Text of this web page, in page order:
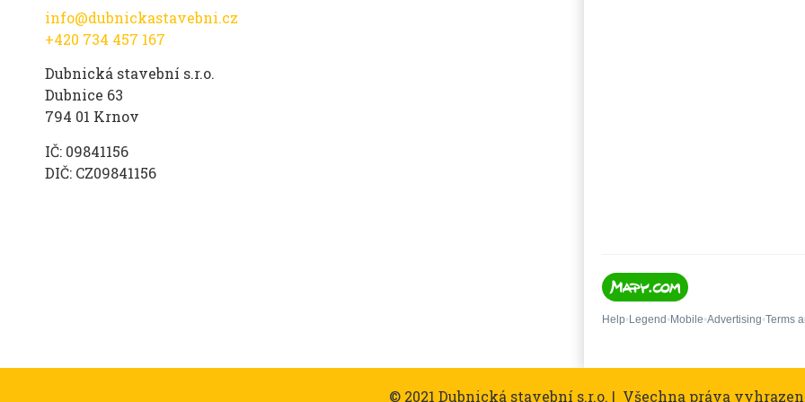
info@dubnickastavebni.cz
+420 734 457 167
Dubnická stavební s.r.o.
Dubnice 63
794 01 Krnov
IČ: 09841156
DIČ: CZ09841156
© 2021 Dubnická stavební s.r.o. | Všechna práva